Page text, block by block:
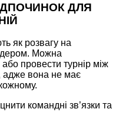
ДЛЯ
як розвагу на
Можна
провести турнір між
адже вона не має
командні зв’язки та